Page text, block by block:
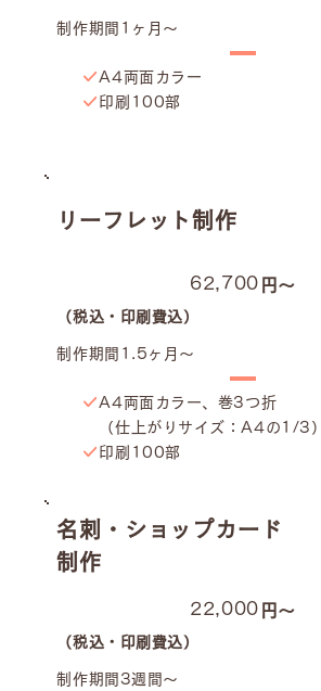
制作期間1ヶ月〜
A4両面カラー
印刷100部
リーフレット制作
62,700 円〜
（税込・印刷費込）
制作期間1.5ヶ月〜
A4両面カラー、巻3つ折
（仕上がりサイズ：A4の1/3）
印刷100部
名刺・ショップカード
制作
22,000 円〜
（税込・印刷費込）
制作期間3週間〜